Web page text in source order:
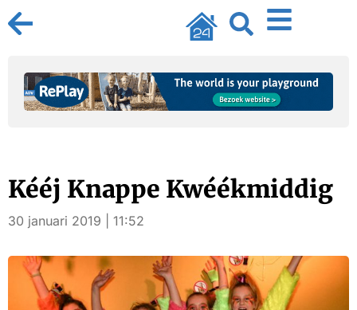
Kééj Knappe Kwéékmiddig
30 januari 2019 | 11:52